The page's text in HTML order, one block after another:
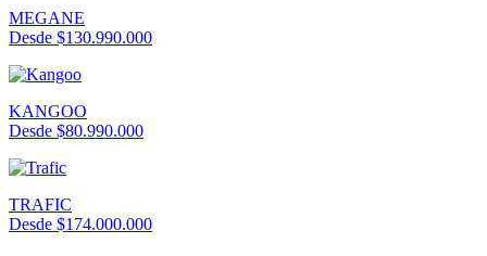
MEGANE
Desde $130.990.000
KANGOO
Desde $80.990.000
TRAFIC
Desde $174.000.000